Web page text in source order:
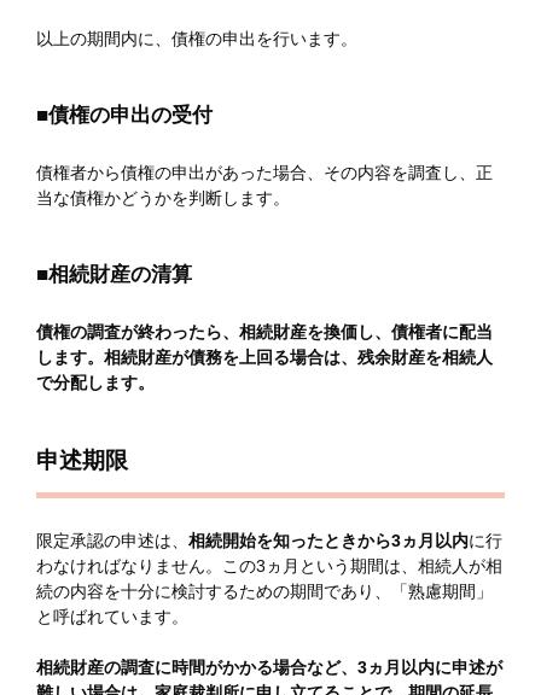
以上の期間内に、債権の申出を行います。
■債権の申出の受付
債権者から債権の申出があった場合、その内容を調査し、正
当な債権かどうかを判断します。
■相続財産の清算
債権の調査が終わったら、相続財産を換価し、債権者に配当
します。相続財産が債務を上回る場合は、残余財産を相続人
で分配します。
申述期限
限定承認の申述は、 相続開始を知ったときから3ヵ月以内に行
わなければなりません。この3ヵ月という期間は、相続人が相
続の内容を十分に検討するための期間であり、「熟慮期間」
と呼ばれています。
相続財産の調査に時間がかかる場合など、3ヵ月以内に申述が